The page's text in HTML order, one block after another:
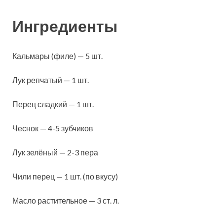
Ингредиенты
Кальмары (филе) — 5 шт.
Лук репчатый — 1 шт.
Перец сладкий — 1 шт.
Чеснок — 4-5 зубчиков
Лук зелёный — 2-3 пера
Чили перец — 1 шт. (по вкусу)
Масло растительное — 3 ст. л.